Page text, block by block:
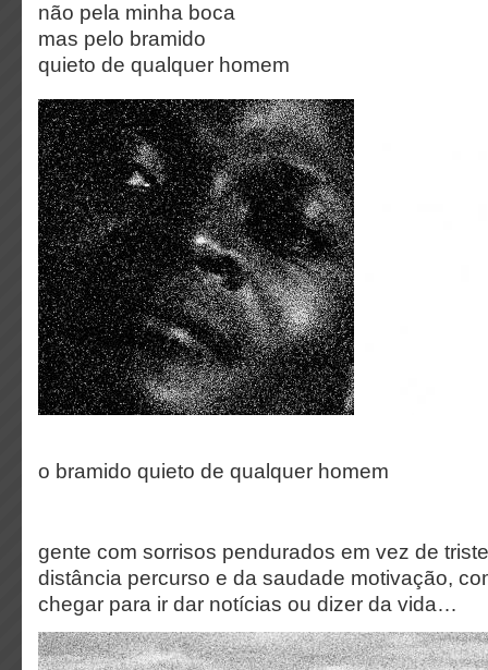
não pela minha boca
mas pelo bramido
quieto de qualquer homem
o bramido quieto de qualquer homem
gente com sorrisos pendurados em vez de
distância percurso e da saudade motivação,
chegar para ir dar notícias ou dizer da vida…